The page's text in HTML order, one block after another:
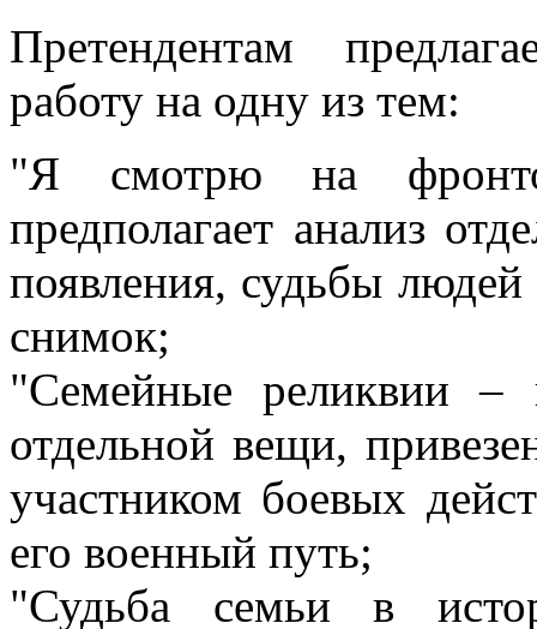
Претендентам
работу на одну из тем:
"Я смотрю на
предполагает анализ
появления, судьбы
снимок;
"Семейные реликвии –
отдельной вещи,
участником боевых
его военный путь;
"Судьба семьи в